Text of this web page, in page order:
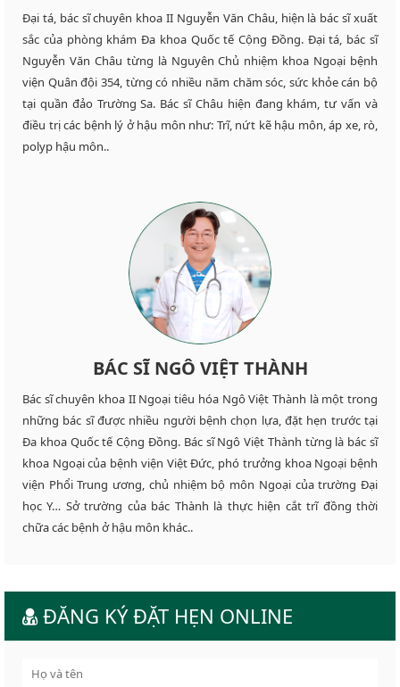
Đại tá, bác sĩ chuyên khoa II Nguyễn Văn Châu, hiện là bác sĩ xuất
sắc của phòng khám Đa khoa Quốc tế Cộng Đồng. Đại tá, bác sĩ
Nguyễn Văn Châu từng là Nguyên Chủ nhiệm khoa Ngoại bệnh
viện Quân đội 354, từng có nhiều năm chăm sóc, sức khỏe cán bộ
tại quần đảo Trường Sa. Bác sĩ Châu hiện đang khám, tư vấn và
điều trị các bệnh lý ở hậu môn như: Trĩ, nứt kẽ hậu môn, áp xe, rò,
polyp hậu môn..
BÁC SĨ NGÔ VIỆT THÀNH
Bác sĩ chuyên khoa II Ngoại tiêu hóa Ngô Việt Thành là một trong
những bác sĩ được nhiều người bệnh chọn lựa, đặt hẹn trước tại
Đa khoa Quốc tế Cộng Đồng. Bác sĩ Ngô Việt Thành từng là bác sĩ
khoa Ngoại của bệnh viện Việt Đức, phó trưởng khoa Ngoại bệnh
viện Phổi Trung ương, chủ nhiệm bộ môn Ngoại của trường Đại
học Y… Sở trường của bác Thành là thực hiện cắt trĩ đồng thời
chữa các bệnh ở hậu môn khác..
ĐĂNG KÝ ĐẶT HẸN ONLINE